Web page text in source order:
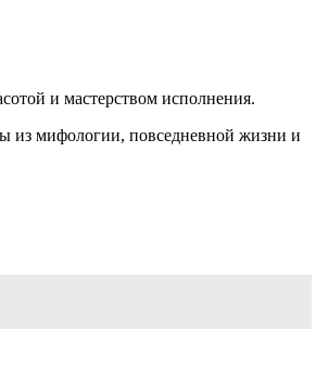
и мастерством исполнения.
из мифологии, повседневной жизни и